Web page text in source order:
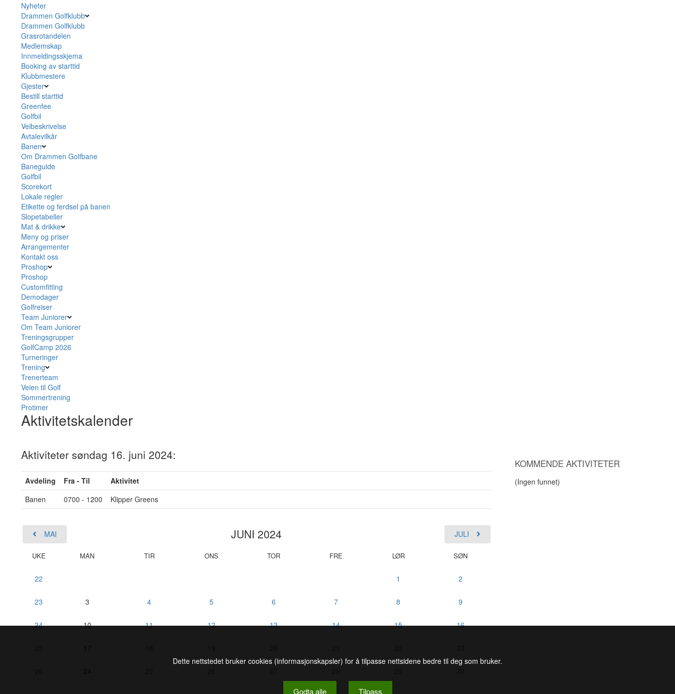
Nyheter
Drammen Golfklubb
Drammen Golfklubb
Grasrotandelen
Medlemskap
Innmeldingsskjema
Booking av starttid
Klubbmestere
Gjester
Bestill starttid
Greenfee
Golfbil
Veibeskrivelse
Avtalevilkår
Banen
Om Drammen Golfbane
Baneguide
Golfbil
Scorekort
Lokale regler
Etikette og ferdsel på banen
Slopetabeller
Mat & drikke
Meny og priser
Arrangementer
Kontakt oss
Proshop
Proshop
Customfitting
Demodager
Golfreiser
Team Juniorer
Om Team Juniorer
Treningsgrupper
GolfCamp 2026
Turneringer
Trening
Trenerteam
Veien til Golf
Sommertrening
Protimer
Aktivitetskalender
Aktiviteter søndag 16. juni 2024:
Avdeling Fra - Til
Aktivitet
Banen
0700 - 1200 Klipper Greens
MAI JULI
JUNI 2024
UKE MAN TIR ONS TOR FRE LØR SØN
22 1 2
23 3 4 5 6 7 8 9
24 10 11 12 13 14 15 16
KOMMENDE AKTIVITETER
(Ingen funnet)
Dette nettstedet bruker cookies (informasjonskapsler) for å tilpasse nettsidene bedre til deg som bruker.
Godta alle Tilpass